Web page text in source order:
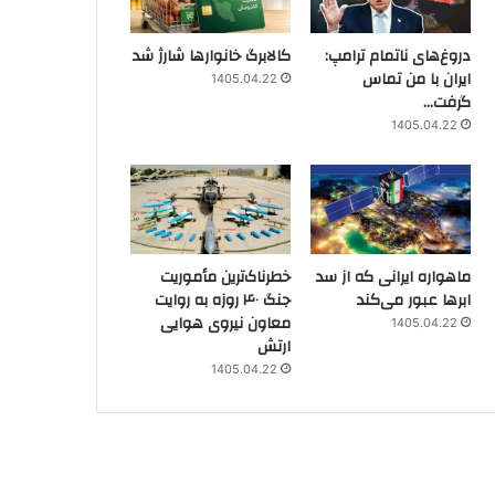
دروغ‌های ناتمام ترامپ:
ایران با من تماس
گرفت…
1405.04.22
کالابرگ خانوارها شارژ شد
1405.04.22
ماهواره ایرانی که از سد
ابرها عبور می‌کند
1405.04.22
خطرناک‌ترین مأموریت
جنگ ۴۰ روزه به روایت
معاون نیروی هوایی
ارتش
1405.04.22